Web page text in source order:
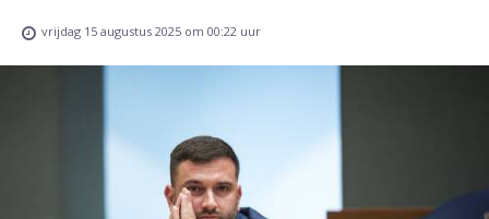
vrijdag 15 augustus 2025 om 00:22 uur